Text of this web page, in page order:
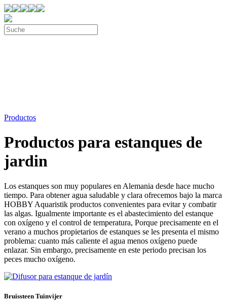
Productos
Productos para estanques de
jardin
Los estanques son muy populares en Alemania desde hace mucho
tiempo. Para obtener agua saludable y clara ofrecemos bajo la marca
HOBBY Aquaristik productos convenientes para evitar y combatir
las algas. Igualmente importante es el abastecimiento del estanque
con oxígeno y el control de temperatura, Porque precisamente en el
verano a muchos propietarios de estanques se les presenta el mismo
problema: cuanto más caliente el agua menos oxígeno puede
enlazar. Sin embargo, precisamente en este periodo precisan los
peces mucho oxígeno.
Bruissteen Tuinvijer